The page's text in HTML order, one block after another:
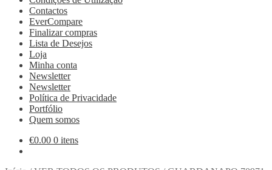
Contactos
EverCompare
Finalizar compras
Lista de Desejos
Loja
Minha conta
Newsletter
Newsletter
Política de Privacidade
Portfólio
Quem somos
€0.00 0 itens